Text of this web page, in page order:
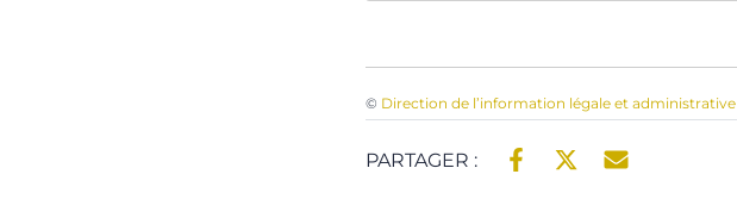
© Direction de l’information légale et administrative
PARTAGER :